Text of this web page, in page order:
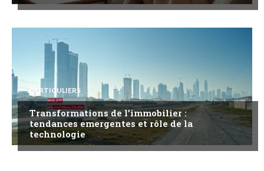
PARTICULIERS
Transformations de l’immobilier :
tendances emergentes et rôle de la
technologie